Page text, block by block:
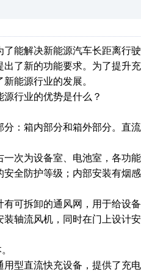
了能解决新能源汽车长距离行
了新的功能要求。为了提升
能源行业的发展。
行业的优势是什么？
：箱内部分和箱外部分。直
次为设备室、电池室，各功
全防护等级；内部安装有烟
可拆卸的通风网，用于给设
轴流风机，同时在门上设计
型直流快充设备，提供了充